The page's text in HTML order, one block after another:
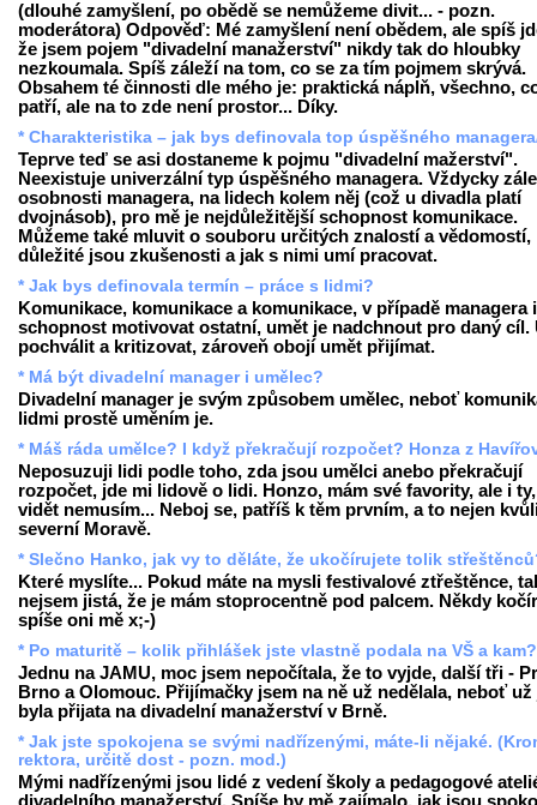
(dlouhé zamyšlení, po obědě se nemůžeme divit... - pozn.
moderátora) Odpověď: Mé zamyšlení není obědem, ale spíš
že jsem pojem "divadelní manažerství" nikdy tak do hloubky
nezkoumala. Spíš záleží na tom, co se za tím pojmem skrývá.
Obsahem té činnosti dle mého je: praktická náplň, všechno,
patří, ale na to zde není prostor... Díky.
* Charakteristika – jak bys definovala top úspěšného
Teprve teď se asi dostaneme k pojmu "divadelní mažerství".
Neexistuje univerzální typ úspěšného managera. Vždycky
osobnosti managera, na lidech kolem něj (což u divadla platí
dvojnásob), pro mě je nejdůležitější schopnost komunikace.
Můžeme také mluvit o souboru určitých znalostí a vědomostí,
důležité jsou zkušenosti a jak s nimi umí pracovat.
* Jak bys definovala termín – práce s lidmi?
Komunikace, komunikace a komunikace, v případě managera i
schopnost motivovat ostatní, umět je nadchnout pro daný cíl.
pochválit a kritizovat, zároveň obojí umět přijímat.
* Má být divadelní manager i umělec?
Divadelní manager je svým způsobem umělec, neboť
lidmi prostě uměním je.
* Máš ráda umělce? I když překračují rozpočet? Honza z
Neposuzuji lidi podle toho, zda jsou umělci anebo překračují
rozpočet, jde mi lidově o lidi. Honzo, mám své favority, ale i
vidět nemusím... Neboj se, patříš k těm prvním, a to nejen
severní Moravě.
* Slečno Hanko, jak vy to děláte, že ukočírujete tolik
Které myslíte... Pokud máte na mysli festivalové ztřeštěnce,
nejsem jistá, že je mám stoprocentně pod palcem. Někdy
spíše oni mě x;-)
* Po maturitě – kolik přihlášek jste vlastně podala na VŠ a kam?
Jednu na JAMU, moc jsem nepočítala, že to vyjde, další tři -
Brno a Olomouc. Přijímačky jsem na ně už nedělala, neboť už
byla přijata na divadelní manažerství v Brně.
* Jak jste spokojena se svými nadřízenými, máte-li nějaké.
rektora, určitě dost - pozn. mod.)
Mými nadřízenými jsou lidé z vedení školy a pedagogové